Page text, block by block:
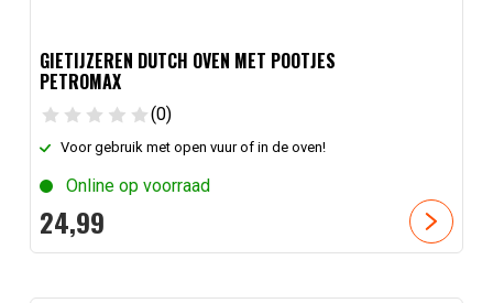
GIETIJZEREN DUTCH OVEN MET POOTJES
PETROMAX
(0)
Voor gebruik met open vuur of in de oven!
Online op voorraad
24,99